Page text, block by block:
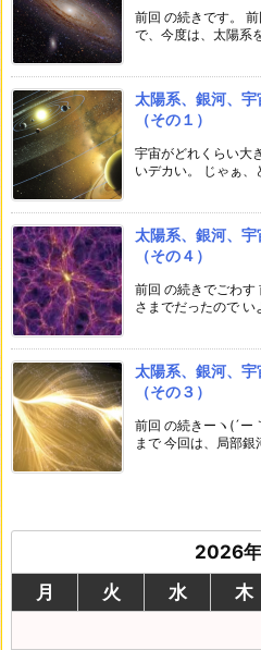
前回 の続きです。
で、今度は、太陽系
太陽系、銀河、
（その１）
宇宙がどれくらい大
いデカい。 じゃぁ、
太陽系、銀河、
（その４）
前回 の続きでごわす
さまでだったので い
太陽系、銀河、
（その３）
前回 の続きーヽ(´ー
まで 今回は、局部銀
2026
月
火 水 木